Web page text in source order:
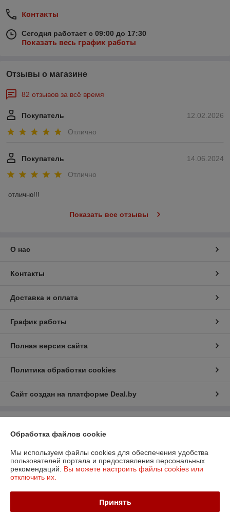
Контакты
Сегодня работает с 09:00 до 17:30
Показать весь график работы
Отзывы о магазине
82 отзывов за всё время
12.02.2026
Покупатель
Отлично
14.06.2024
Покупатель
Отлично
отлично!!!
Показать все отзывы
О нас
Контакты
Доставка и оплата
График работы
Полная версия сайта
Политика обработки cookies
Сайт создан на платформе Deal.by
г. Минск пр. Партизанский, 152-1а
Регистрационный номер ЕГР: 190706808
Регистрационный орган: Администрация Заводского района
Обработка файлов cookie
Мы используем файлы cookies для обеспечения удобства
пользователей портала и предоставления персональных
рекомендаций. Вы можете настроить файлы cookies или
отключить их.
Принять